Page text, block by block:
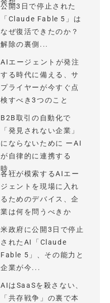
公開3日で停止された
「Claude Fable 5」は
なぜ復活できたのか？
解除の裏側...
AIエージェントが発注
する時代に備える、サ
プライヤーが今すぐ点
検すべき3つのこと
B2B取引の自動化で
「発見されない企業」
にならないために ーAI
が自律的に連携する
時...
各社が模索するAIエー
ジェントを現場に入れ
るためのデバイス、企
業は何を問うべきか
米政府に公開3日で停止
されたAI「Claude
Fable 5」、その能力と
企業が今...
AIはSaaSを殺さない、
「共存戦争」の裏で本